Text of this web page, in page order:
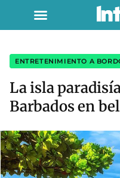
ENTRETENIMIENTO A
La isla
Barbados en